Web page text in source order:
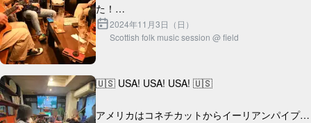
た！
ところで近くに席からすごい楽しそうにセッショ
2024年11月3日（日）
Scottish folk music session @ field
🇺🇸 USA! USA! USA! 🇺🇸
アメリカはコネチカットからイーリアンパイプ奏